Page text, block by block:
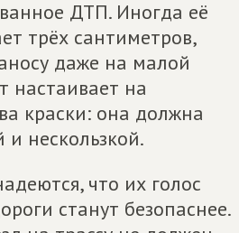
ДТП. Иногда её
трёх сантиметров,
даже на малой
настаивает на
краски: она должна
и нескользкой.
что их голос
станут безопаснее.